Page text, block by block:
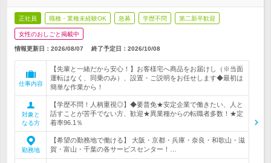
正社員 職種・業種未経験OK 急募 学歴不問 第二新卒歓迎
女性のおしごと掲載中
情報更新日：2026/08/07 終了予定日： 2026/10/08
仕事内容
【先輩と一緒だから安心！】お客様宅へ商品をお届けし（※当面
運転はなく、同乗のみ）、設置・ご説明をお任せします◆最初は
簡単な作業から！
対象と
なる方
【学歴不問！人柄重視◎】◆要普免★安定企業で働きたい、人と
話すことが苦手でない方、歓迎★異業種からの転職者多数！★定
着率96.1％
勤務地
【希望の勤務地で働ける】 大阪・京都・兵庫・奈良・和歌山・滋
賀・富山・千葉の各サービスセンター！…